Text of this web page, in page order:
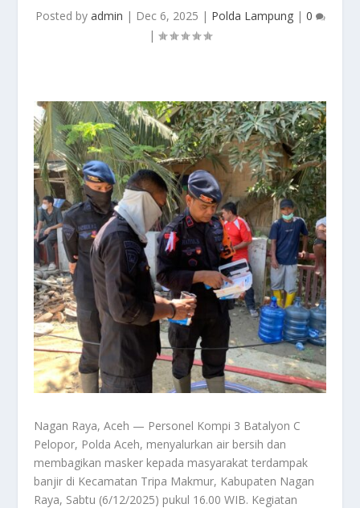
Posted by admin | Dec 6, 2025 | Polda Lampung| 0
|
Nagan Raya, Aceh — Personel Kompi 3 Batalyon C
Pelopor, Polda Aceh, menyalurkan air bersih dan
membagikan masker kepada masyarakat terdampak
banjir di Kecamatan Tripa Makmur, Kabupaten Nagan
Raya, Sabtu (6/12/2025) pukul 16.00 WIB. Kegiatan